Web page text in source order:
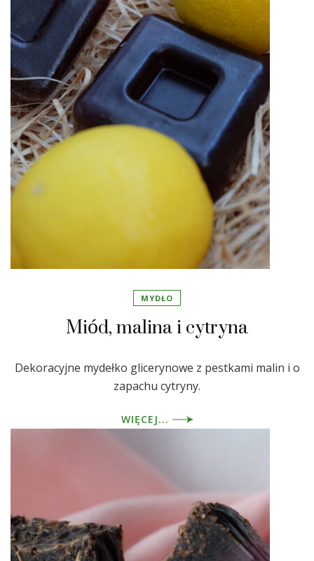
MYDŁO
Miód, malina i cytryna
Dekoracyjne mydełko glicerynowe z pestkami malin i o
zapachu cytryny.
WIĘCEJ...